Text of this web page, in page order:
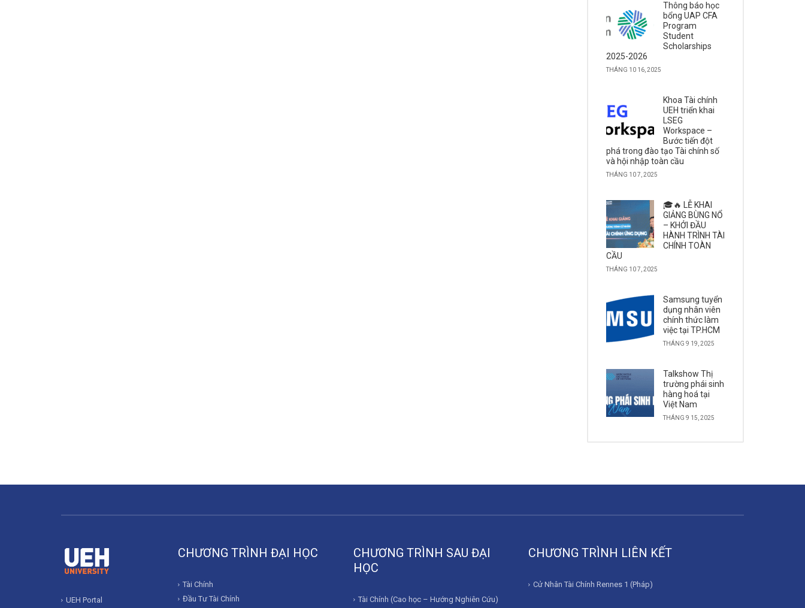
Thông báo học
bổng UAP CFA
Program
Student
Scholarships
2025-2026
THÁNG 10 16, 2025
Khoa Tài chính
UEH triển khai
LSEG
Workspace –
Bước tiến đột
phá trong đào tạo Tài chính số
và hội nhập toàn cầu
THÁNG 10 7, 2025
🎓🔥 LỄ KHAI
GIẢNG BÙNG NỔ
– KHỞI ĐẦU
HÀNH TRÌNH TÀI
CHÍNH TOÀN
CẦU
THÁNG 10 7, 2025
Samsung tuyển
dụng nhân viên
chính thức làm
việc tại TP.HCM
THÁNG 9 19, 2025
Talkshow Thị
trường phái sinh
hàng hoá tại
Việt Nam
THÁNG 9 15, 2025
UEH Portal
CHƯƠNG TRÌNH ĐẠI HỌC
Tài Chính
Đầu Tư Tài Chính
CHƯƠNG TRÌNH SAU ĐẠI
HỌC
Tài Chính (Cao học – Hướng Nghiên Cứu)
CHƯƠNG TRÌNH LIÊN KẾT
Cử Nhân Tài Chính Rennes 1 (Pháp)